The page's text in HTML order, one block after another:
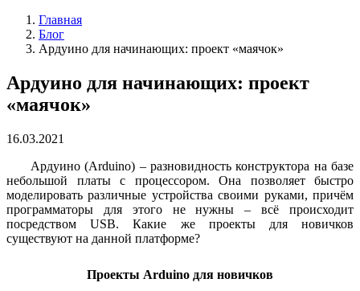
Главная
Блог
Ардуино для начинающих: проект «маячок»
Ардуино для начинающих: проект
«маячок»
16.03.2021
Ардуино (Arduino) – разновидность конструктора на базе
небольшой платы с процессором. Она позволяет быстро
моделировать различные устройства своими руками, причём
программаторы для этого не нужны – всё происходит
посредством USB. Какие же проекты для новичков
существуют на данной платформе?
Проекты Arduino для новичков